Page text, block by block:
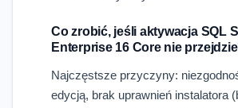
Co zrobić, jeśli aktywacja SQL
Enterprise 16 Core nie
Najczęstsze przyczyny:
edycją, brak uprawnień instalatora